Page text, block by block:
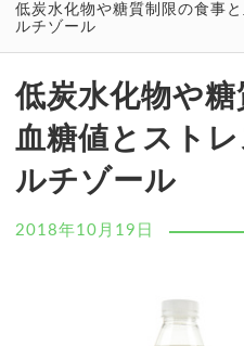
低炭水化物や糖質制限の食事
ルチゾール
低炭水化物や
血糖値とスト
ルチゾール
2018年10月19日